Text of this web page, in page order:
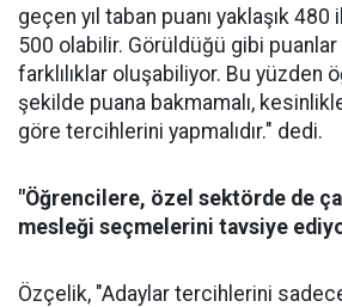
geçen yıl taban puanı yaklaşık 480
500 olabilir. Görüldüğü gibi puanlar
farklılıklar oluşabiliyor. Bu yüzden
şekilde puana bakmamalı, kesinlikle
göre tercihlerini yapmalıdır." dedi.
"Öğrencilere, özel sektörde de
mesleği seçmelerini tavsiye
Özçelik, "Adaylar tercihlerini